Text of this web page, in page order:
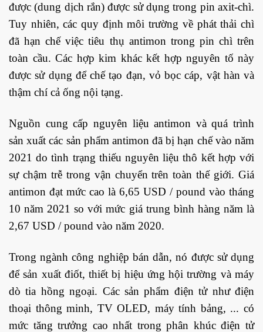
được (dung dịch rắn) được sử dụng trong pin axit-chì.
Tuy nhiên, các quy định môi trường về phát thải chì
đã hạn chế việc tiêu thụ antimon trong pin chì trên
toàn cầu. Các hợp kim khác kết hợp nguyên tố này
được sử dụng để chế tạo đạn, vỏ bọc cáp, vật hàn và
thậm chí cả ống nội tạng.
Nguồn cung cấp nguyên liệu antimon và quá trình
sản xuất các sản phẩm antimon đã bị hạn chế vào năm
2021 do tình trạng thiếu nguyên liệu thô kết hợp với
sự chậm trễ trong vận chuyển trên toàn thế giới. Giá
antimon đạt mức cao là 6,65 USD / pound vào tháng
10 năm 2021 so với mức giá trung bình hàng năm là
2,67 USD / pound vào năm 2020.
Trong ngành công nghiệp bán dẫn, nó được sử dụng
để sản xuất điốt, thiết bị hiệu ứng hội trường và máy
dò tia hồng ngoại. Các sản phẩm điện tử như điện
thoại thông minh, TV OLED, máy tính bảng, ... có
mức tăng trưởng cao nhất trong phân khúc điện tử